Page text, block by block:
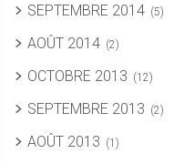
SEPTEMBRE 2014 (5)
AOÛT 2014 (2)
OCTOBRE 2013 (12)
SEPTEMBRE 2013 (2)
AOÛT 2013 (1)